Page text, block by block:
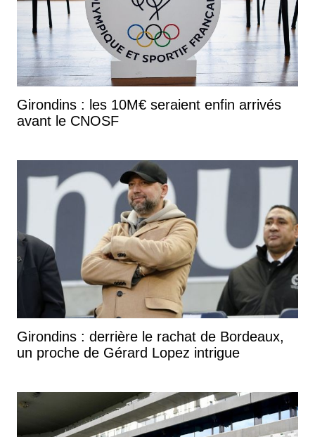
Girondins : les 10M€ seraient enfin arrivés
avant le CNOSF
Girondins : derrière le rachat de Bordeaux,
un proche de Gérard Lopez intrigue